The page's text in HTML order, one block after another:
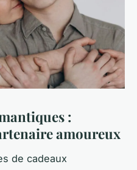
:
amoureux
de cadeaux